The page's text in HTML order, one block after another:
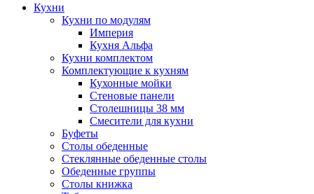
Кухни
Кухни по модулям
Империя
Кухня Альфа
Кухни комплектом
Комплектующие к кухням
Кухонные мойки
Стеновые панели
Столешницы 38 мм
Смесители для кухни
Буфеты
Столы обеденные
Стеклянные обеденные столы
Обеденные группы
Столы книжка